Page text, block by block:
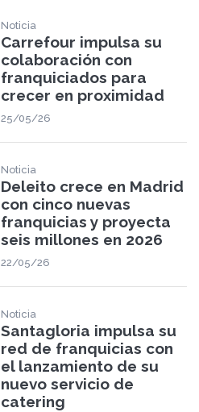
Noticia
Carrefour impulsa su
colaboración con
franquiciados para
crecer en proximidad
25/05/26
Noticia
Deleito crece en Madrid
con cinco nuevas
franquicias y proyecta
seis millones en 2026
22/05/26
Noticia
Santagloria impulsa su
red de franquicias con
el lanzamiento de su
nuevo servicio de
catering